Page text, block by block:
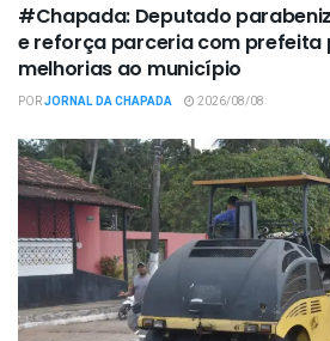
#Chapada: Deputado
e reforça parceria com prefeita
melhorias ao município
PORJORNAL DA CHAPADA 2026/08/08